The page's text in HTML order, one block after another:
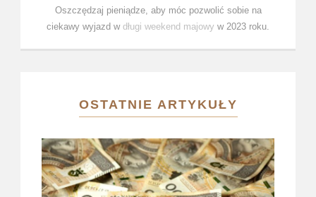
Oszczędzaj pieniądze, aby móc pozwolić sobie na
ciekawy wyjazd w długi weekend majowy w 2023 roku.
OSTATNIE ARTYKUŁY